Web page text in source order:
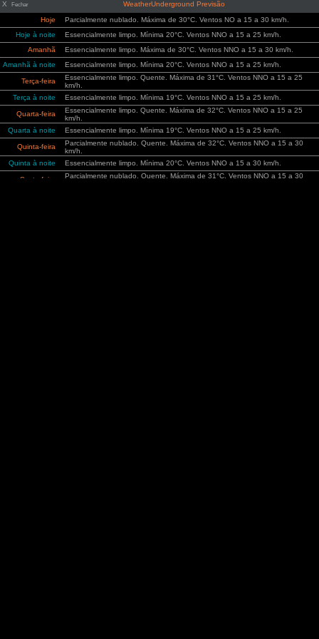
X Fechar
WeatherUnderground Previsão
Hoje
Parcialmente nublado. Máxima de 30°C. Ventos NO a 15 a 30 km/h.
Hoje à noite
Essencialmente limpo. Mínima 20°C. Ventos NNO a 15 a 25 km/h.
Amanhã
Essencialmente limpo. Máxima de 30°C. Ventos NNO a 15 a 30 km/h.
Amanhã à noite
Essencialmente limpo. Mínima 20°C. Ventos NNO a 15 a 25 km/h.
Terça-feira
Essencialmente limpo. Quente. Máxima de 31°C. Ventos NNO a 15 a 25
km/h.
Terça à noite
Essencialmente limpo. Mínima 19°C. Ventos NNO a 15 a 25 km/h.
Quarta-feira
Essencialmente limpo. Quente. Máxima de 32°C. Ventos NNO a 15 a 25
km/h.
Quarta à noite
Essencialmente limpo. Mínima 19°C. Ventos NNO a 15 a 25 km/h.
Quinta-feira
Parcialmente nublado. Quente. Máxima de 32°C. Ventos NNO a 15 a 30
km/h.
Quinta à noite
Essencialmente limpo. Mínima 20°C. Ventos NNO a 15 a 30 km/h.
Sexta-feira
Parcialmente nublado. Quente. Máxima de 31°C. Ventos NNO a 15 a 30